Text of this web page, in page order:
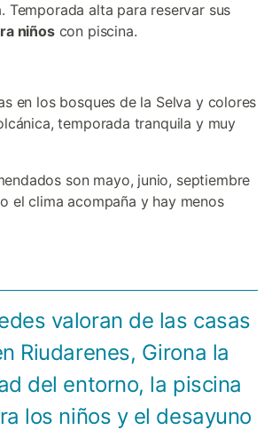
Temporada alta para reservar sus
niñoscon piscina.
en los bosques de la Selva y colores
temporada tranquila y muy
son mayo, junio, septiembre
el clima acompaña y hay menos
valoran de las casas
Riudarenes, Girona la
del entorno, la piscina
los niños y el desayuno